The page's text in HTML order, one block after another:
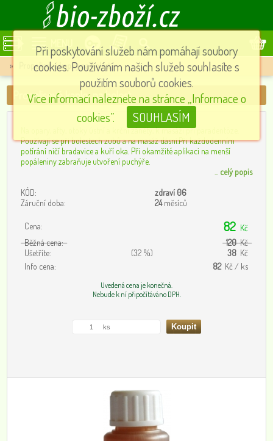
MENU
» Propolisové kapky na bolest
Propolisové kapky na bolest
Na opary, afty, otoky ústní a krční záněty, k masáži při paradentóze.
Používají se při bolestech zubů a na masáž dásní.Při každodenním
potírání ničí bradavice a kuří oka. Při okamžité aplikaci na menší
popáleniny zabraňuje utvoření puchýře.
celý popis
KÓD:
zdraví 06
Záruční doba:
24měsíců
Cena: 82 Kč
Běžná cena:
120Kč
Ušetříte:
(32 %) 38 Kč
Info cena:
82 Kč / ks
Uvedená cena je konečná.
Nebude k ní připočítáváno DPH.
Při poskytování služeb nám pomáhají soubory
cookies. Používáním našich služeb souhlasíte s
použitím souborů cookies.
Více informací naleznete na stránce „Informace o
cookies”.
SOUHLASÍM